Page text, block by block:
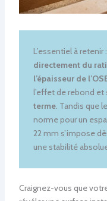
L’essentiel à retenir
directement du
l’épaisseur de
l’effet de rebond et
terme. Tandis que
norme pour un
22 mm s’impose
une stabilité
Craignez-vous que